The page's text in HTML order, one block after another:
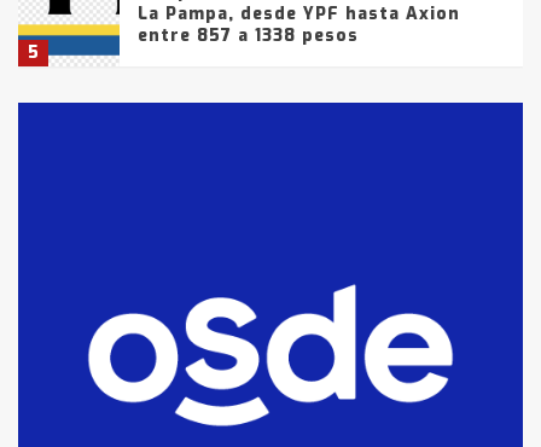
5
La Pampa, desde YPF hasta Axion
entre 857 a 1338 pesos
fueron detenidos por
comercialización de drogas en la
tarde del sábado
T.Lauquen: se vendió el edificio de
lo que fue la planta Industrial del